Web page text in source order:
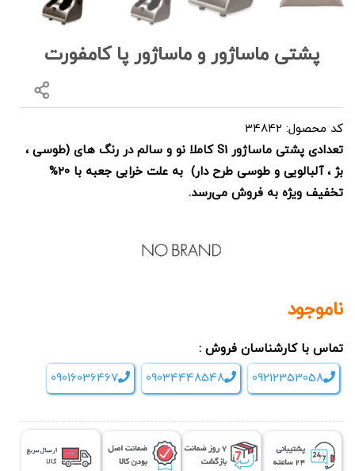
پشتی ماساژور و ماساژور پا کامفورت
کد محصول: 34842
تعدادی پشتی ماساژور S1 کاملا نو و سالم در رنگ های (طوسی ،
بژ ، آلبالویی و طوسی طرح دار) به علت خرابی جعبه با 20%
تخفیف ویژه به فروش می‌رسد.
ناموجود
تماس با کارشناسان فروش :
09212353058
09034448548
09016036467